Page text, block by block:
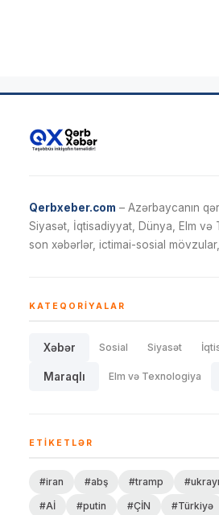
Qerbxeber.com – Azərbaycanın
Siyasət, İqtisadiyyat, Dünya, Elm və
son xəbərlər, ictimai-sosial
KATEQORIYALAR
Xəbər Sosial Siyasət
Maraqlı Elm və Texnologiya
ETIKETLƏR
#iran #abş #tramp
#Aİ
#putin #ÇİN #Türkiyə